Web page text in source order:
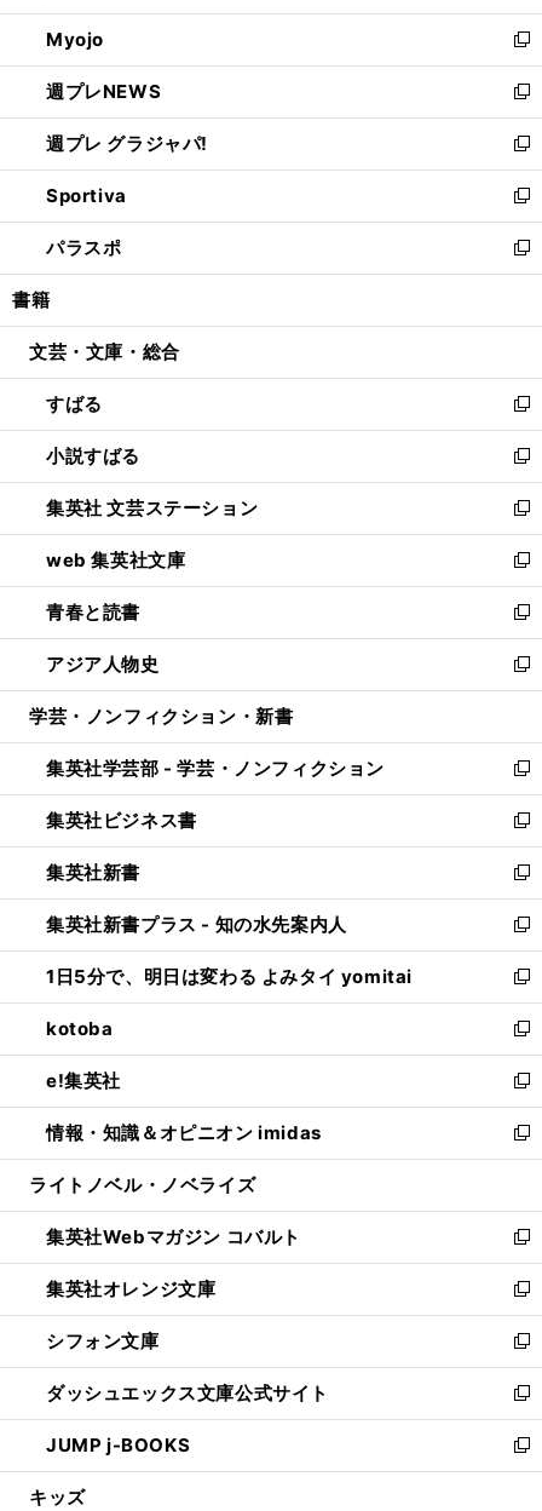
開
く
ウ
で
開
く
ン
ド
ウ
で
開
く
ウ
ィ
ン
ド
ウ
で
開
く
Myojo
新
し
い
ウ
ィ
ン
ド
ウ
で
開
週プレNEWS
新
し
い
ウ
ィ
ン
ド
ウ
開
週プレ グラジャパ!
新
し
い
ウ
ィ
ン
ウ
開
く
Sportiva
新
し
い
ウ
ン
ウ
で
開
く
パラスポ
新
し
ウ
ン
ド
ウ
で
開
く
書籍
文芸・文庫・総合
すばる
新
し
い
ウ
ィ
ン
ド
ウ
で
開
く
小説すばる
新
し
い
ウ
ィ
ン
ド
ウ
で
開
集英社 文芸ステーション
新
し
い
ウ
ィ
ン
ド
ウ
開
く
web 集英社文庫
新
し
い
ウ
ィ
ン
ウ
で
開
く
青春と読書
新
し
い
ウ
ン
ド
ウ
で
開
く
アジア人物史
新
し
ウ
ィ
ン
ド
ウ
で
開
く
学芸・ノンフィクション・新書
集英社学芸部 - 学芸・ノンフィクション
新
し
い
ウ
ィ
ン
ド
ウ
で
開
く
集英社ビジネス書
新
し
い
ウ
ィ
ン
ド
ウ
で
開
く
集英社新書
新
し
い
ウ
ィ
ン
ド
ウ
で
開
く
集英社新書プラス - 知の水先案内人
新
し
い
ウ
ィ
ン
ド
ウ
で
開
1日5分で、明日は変わる よみタイ yomitai
新
し
い
ウ
ィ
ン
ド
ウ
開
く
kotoba
新
し
い
ウ
ィ
ン
ウ
で
開
く
e!集英社
新
し
い
ウ
ン
ド
ウ
で
開
く
情報・知識＆オピニオン imidas
新
し
ウ
ィ
ン
ド
ウ
で
開
く
ライトノベル・ノベライズ
集英社Webマガジン コバルト
新
し
い
ウ
ィ
ン
ド
ウ
で
開
集英社オレンジ文庫
新
し
い
ウ
ィ
ン
ド
ウ
シフォン文庫
新
し
い
ウ
ィ
ン
ダッシュエックス文庫公式サイト
新
し
い
ウ
JUMP j-BOOKS
新
し
キッズ